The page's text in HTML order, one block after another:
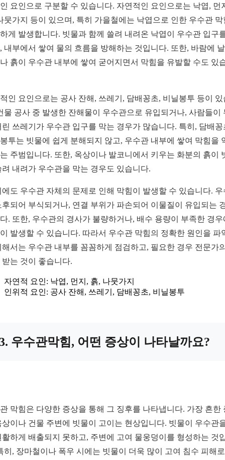
요인으로 구분할 수 있습니다. 자연적인 요인으로는 낙엽, 먼
뭇가지 등이 있으며, 특히 가을철에는 낙엽으로 인한 우수관 막
게 발생합니다. 빗물과 함께 쓸려 내려온 낙엽이 우수관 입구
내부에서 쌓여 물의 흐름을 방해하는 것입니다. 또한, 바람에
흙이 우수관 내부에 쌓여 굳어지면서 막힘을 유발할 수도 있
인 요인으로는 공사 잔해, 쓰레기, 담배꽁초, 비닐봉투 등이 있
물 공사 중 발생한 잔해물이 우수관으로 유입되거나, 사람들이
린 쓰레기가 우수관 입구를 막는 경우가 많습니다. 특히, 담배꽁
투는 빗물에 쉽게 분해되지 않고, 우수관 내부에 쌓여 막힘을
주범입니다. 또한, 옥상이나 발코니에서 키우는 화분의 흙이
려 내려가 우수관을 막는 경우도 있습니다.
에도 우수관 자체의 문제로 인해 막힘이 발생할 수 있습니다. 우
후되어 부식되거나, 연결 부위가 파손되어 이물질이 유입되는
. 또한, 우수관의 경사가 불량하거나, 배수 용량이 부족한 경우
발생할 수 있습니다. 따라서 우수관 막힘의 정확한 원인을 파
해서는 우수관 내부를 꼼꼼하게 점검하고, 필요한 경우 전문가
받는 것이 좋습니다.
자연적 요인: 낙엽, 먼지, 흙, 나뭇가지
인위적 요인: 공사 잔해, 쓰레기, 담배꽁초, 비닐봉투
우수관막힘, 어떤 증상이 나타날까요?
막힘은 다양한 증상을 통해 그 징후를 나타냅니다. 가장 흔한
상이나 건물 주변에 빗물이 고이는 현상입니다. 빗물이 우수관
활하게 배출되지 못하고, 주변에 고여 물웅덩이를 형성하는 것
히, 장마철이나 폭우 시에는 빗물이 더욱 많이 고여 침수 피해